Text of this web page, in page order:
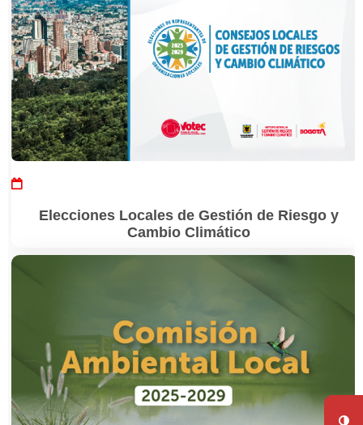
Elecciones Locales de Gestión de Riesgo y
Cambio Climático